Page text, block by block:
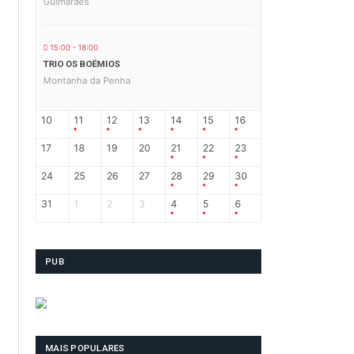
15:00 - 18:00
TRIO OS BOÉMIOS
Montanha da Penha
10 11 12 13 14 15 16
17 18 19 20 21 22 23
24 25 26 27 28 29 30
31 1 2 3 4 5 6
PUB
MAIS POPULARES